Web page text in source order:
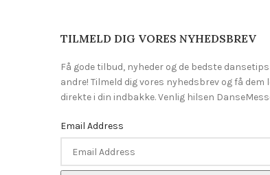
TILMELD DIG VORES NYHEDSBREV
Få gode tilbud, nyheder og de bedste
andre! Tilmeld dig vores nyhedsbrev og få dem
direkte i din indbakke. Venlig hilsen
Email Address